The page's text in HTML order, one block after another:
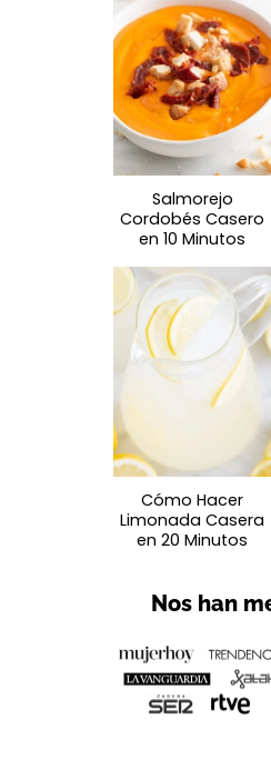
Salmorejo
Cordobés Casero
en 10 Minutos
Cómo Hacer
Limonada Casera
en 20 Minutos
Nos han